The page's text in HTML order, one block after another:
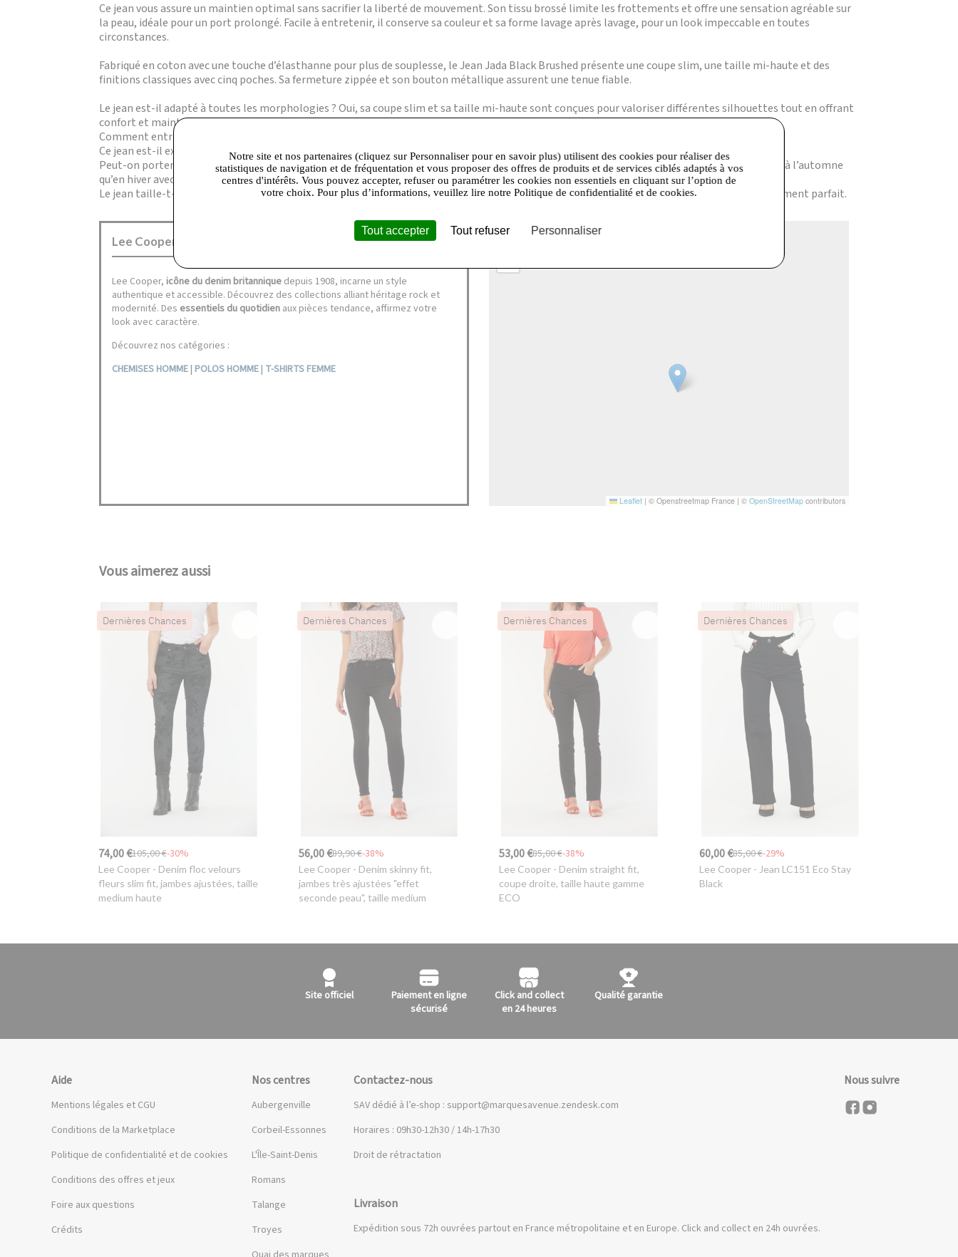
Ce jean vous assure un maintien optimal sans sacrifier la liberté de mouvement. Son tissu brossé limite les frottements et offre une sensation agréable sur
la peau, idéale pour un port prolongé. Facile à entretenir, il conserve sa couleur et sa forme lavage après lavage, pour un look impeccable en toutes
circonstances.
Fabriqué en coton avec une touche d’élasthanne pour plus de souplesse, le Jean Jada Black Brushed présente une coupe slim, une taille mi-haute et des
finitions classiques avec cinq poches. Sa fermeture zippée et son bouton métallique assurent une tenue fiable.
Le jean est-il adapté à toutes les morphologies ? Oui, sa coupe slim et sa taille mi-haute sont conçues pour valoriser différentes silhouettes tout en offrant
confort et maintien.
Comment entretenir ce jean ? Il se lave en machine à 30 degrés, de préférence à l’envers, pour préserver la couleur et la texture brossée.
Ce jean est-il extensible ? Oui, il contient un pourcentage d’élasthanne qui garantit une bonne élasticité et facilite les mouvements.
Peut-on porter ce jean en toutes saisons ? Absolument, sa matière et sa coupe en font un choix polyvalent adapté aussi bien au printemps et à l’automne
qu’en hiver avec les bonnes superpositions.
Le jean taille-t-il normalement ? Lee Cooper respecte les standards de taille, il est conseillé de prendre votre taille habituelle pour un ajustement parfait.
Lee Cooper Talange :
Lee Cooper, icône du denim britannique depuis 1908, incarne un style
authentique et accessible. Découvrez des collections alliant héritage rock et
modernité. Des essentiels du quotidien aux pièces tendance, affirmez votre
look avec caractère.
Découvrez nos catégories :
CHEMISES HOMME | POLOS HOMME | T-SHIRTS FEMME
+
Leaflet | © Openstreetmap France | © OpenStreetMapcontributors
Vous aimerez aussi
Dernières Chances
74,00 €105,00 €-30%
Lee Cooper- Denim floc velours
fleurs slim fit, jambes ajustées, taille
medium haute
Dernières Chances
56,00 €89,90 €-38%
Lee Cooper- Denim skinny fit,
jambes très ajustées "effet
seconde peau", taille medium
Dernières Chances
53,00 €85,00 €-38%
Lee Cooper - Denim straight fit,
coupe droite, taille haute gamme
ECO
Dernières Chances
60,00 €85,00 €-29%
Lee Cooper - Jean LC151 Eco Stay
Black
Site officiel
Paiement en ligne
sécurisé
Click and collect
en 24 heures
Qualité garantie
Aide
Mentions légales et CGU
Conditions de la Marketplace
Politique de confidentialité et de cookies
Conditions des offres et jeux
Foire aux questions
Crédits
Nos centres
Aubergenville
Corbeil-Essonnes
L'Île-Saint-Denis
Romans
Talange
Troyes
Contactez-nous
SAV dédié à l’e-shop : support@marquesavenue.zendesk.com
Horaires : 09h30-12h30 / 14h-17h30
Droit de rétractation
Livraison
Expédition sous 72h ouvrées partout en France métropolitaine et en Europe. Click and collect en 24h ouvrées.
Nous suivre
Notre site et nos partenaires (cliquez sur Personnaliser pour en savoir plus) utilisent des cookies pour réaliser des
statistiques de navigation et de fréquentation et vous proposer des offres de produits et de services ciblés adaptés à vos
centres d'intérêts. Vous pouvez accepter, refuser ou paramétrer les cookies non essentiels en cliquant sur l’option de
votre choix. Pour plus d’informations, veuillez lire notre Politique de confidentialité et de cookies.
Tout accepter Tout refuser Personnaliser